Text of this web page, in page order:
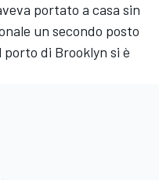
portato a casa sin
un secondo posto
di Brooklyn si è